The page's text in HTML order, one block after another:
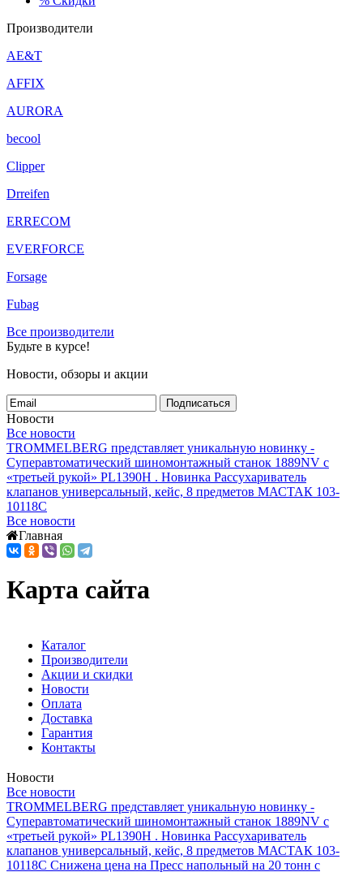
Производители
AE&T
AFFIX
AURORA
becool
Clipper
Drreifen
ERRECOM
EVERFORCE
Forsage
Fubag
Все производители
Будьте в курсе!
Новости, обзоры и акции
Подписаться
Новости
Все новости
TROMMELBERG представляет уникальную новинку -
Суперавтоматический шиномонтажный станок 1889NV с
«третьей рукой» PL1390H . Новинка Рассухариватель
клапанов универсальный, кейс, 8 предметов МАСТАК 103-
10118C
Все новости
Главная
Карта сайта
Каталог
Производители
Акции и скидки
Новости
Оплата
Доставка
Гарантия
Контакты
Новости
Все новости
TROMMELBERG представляет уникальную новинку -
Суперавтоматический шиномонтажный станок 1889NV с
«третьей рукой» PL1390H . Новинка Рассухариватель
клапанов универсальный, кейс, 8 предметов МАСТАК 103-
10118C Снижена цена на Пресс напольный на 20 тонн с